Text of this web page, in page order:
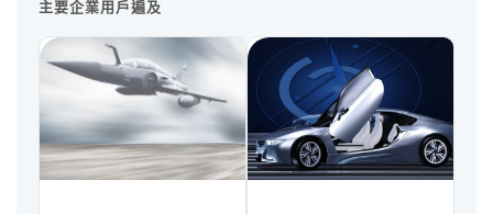
主要企業用戶遍及